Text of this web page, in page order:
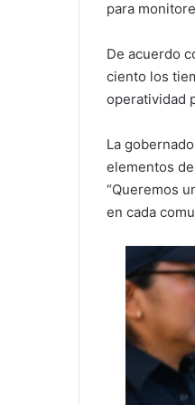
para
De acuerdo
ciento los
operatividad
La
elementos
“Queremos
en cada